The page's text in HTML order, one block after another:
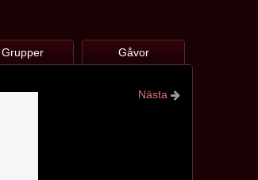
Grupper Gåvor
Nästa